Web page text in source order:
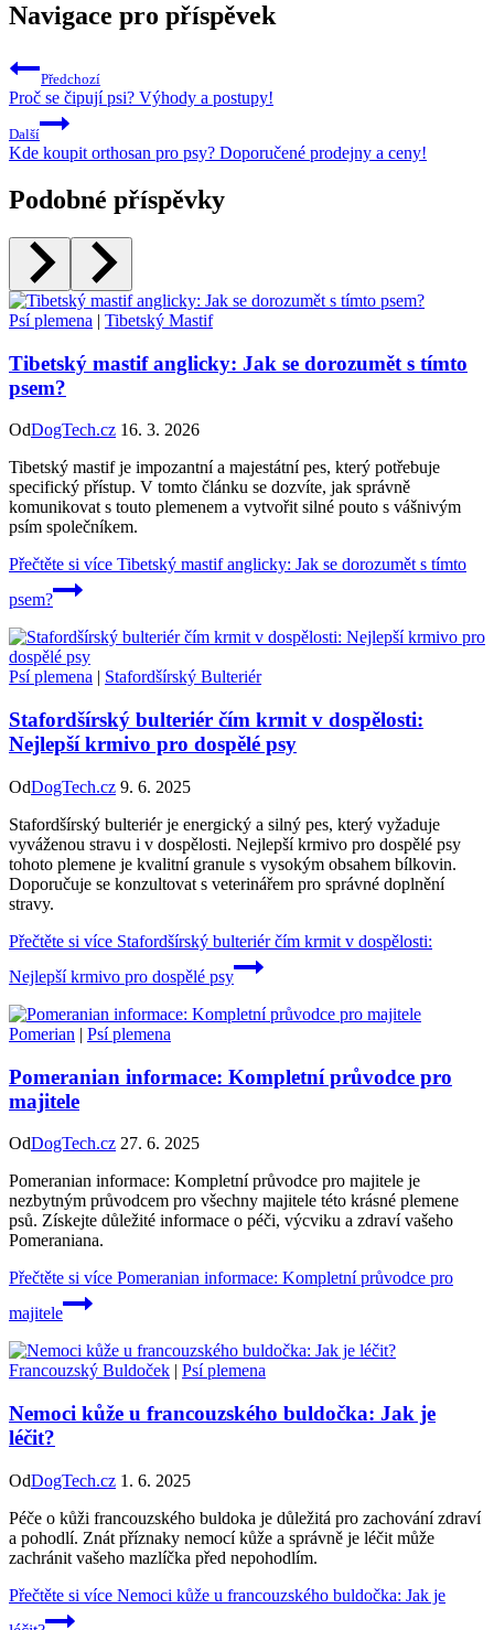
Navigace pro příspěvek
Předchozí
Proč se čipují psi? Výhody a postupy!
Další
Kde koupit orthosan pro psy? Doporučené prodejny a ceny!
Podobné příspěvky
Psí plemena | Tibetský Mastif
Tibetský mastif anglicky: Jak se dorozumět s tímto
psem?
OdDogTech.cz 16. 3. 2026
Tibetský mastif je impozantní a majestátní pes, který potřebuje
specifický přístup. V tomto článku se dozvíte, jak správně
komunikovat s touto plemenem a vytvořit silné pouto s vášnivým
psím společníkem.
Přečtěte si více Tibetský mastif anglicky: Jak se dorozumět s tímto
psem?
Psí plemena | Stafordšírský Bulteriér
Stafordšírský bulteriér čím krmit v dospělosti:
Nejlepší krmivo pro dospělé psy
OdDogTech.cz 9. 6. 2025
Stafordšírský bulteriér je energický a silný pes, který vyžaduje
vyváženou stravu i v dospělosti. Nejlepší krmivo pro dospělé psy
tohoto plemene je kvalitní granule s vysokým obsahem bílkovin.
Doporučuje se konzultovat s veterinářem pro správné doplnění
stravy.
Přečtěte si více Stafordšírský bulteriér čím krmit v dospělosti:
Nejlepší krmivo pro dospělé psy
Pomerian | Psí plemena
Pomeranian informace: Kompletní průvodce pro
majitele
OdDogTech.cz 27. 6. 2025
Pomeranian informace: Kompletní průvodce pro majitele je
nezbytným průvodcem pro všechny majitele této krásné plemene
psů. Získejte důležité informace o péči, výcviku a zdraví vašeho
Pomeraniana.
Přečtěte si více Pomeranian informace: Kompletní průvodce pro
majitele
Francouzský Buldoček | Psí plemena
Nemoci kůže u francouzského buldočka: Jak je
léčit?
OdDogTech.cz 1. 6. 2025
Péče o kůži francouzského buldoka je důležitá pro zachování zdraví
a pohodlí. Znát příznaky nemocí kůže a správně je léčit může
zachránit vašeho mazlíčka před nepohodlím.
Přečtěte si více Nemoci kůže u francouzského buldočka: Jak je